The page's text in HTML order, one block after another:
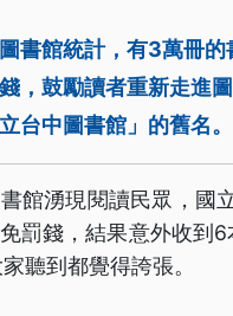
書館統計，有3萬冊
錢，鼓勵讀者重新走進
台中圖書館」的舊名。
館湧現閱讀民眾，國
罰錢，結果意外收到
聽到都覺得誇張。